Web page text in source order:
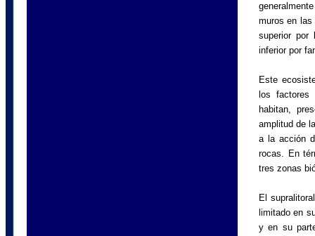
muros en
superior por
inferior por
Este
los
habitan,
amplitud de
a la acción
rocas. En
tres zonas
El
limitado en
y en su